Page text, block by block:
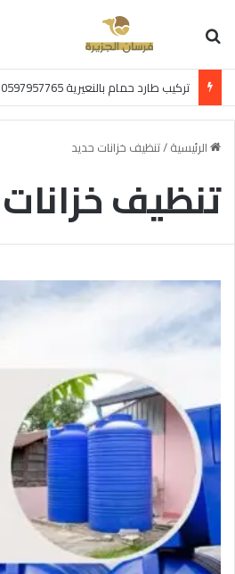
تركيب طارد حمام بالنعيرية 0597957765 اتصل الآن بخصم 30%
الرئيسية/تنظيف خزانات حديد
تنظيف